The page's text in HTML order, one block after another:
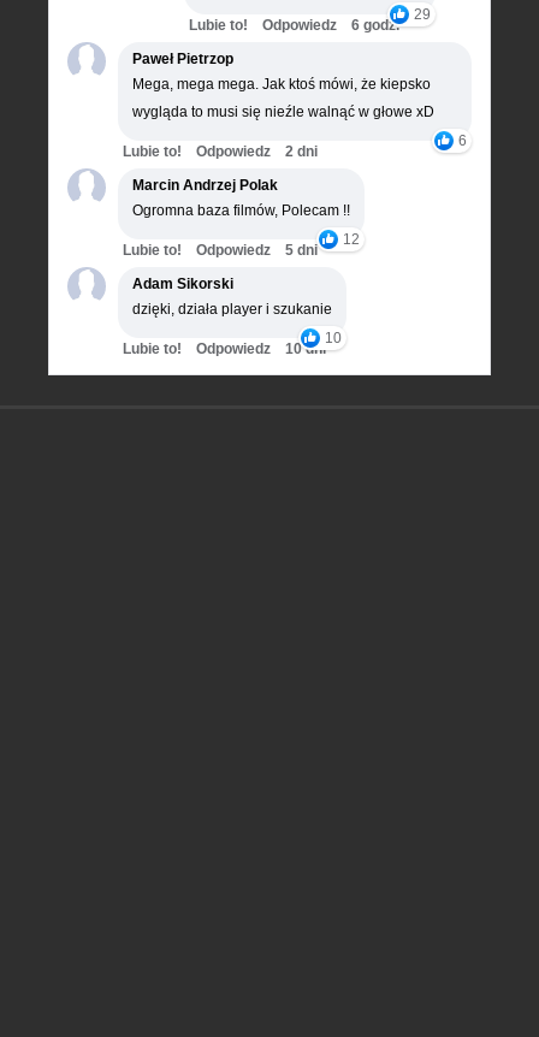
29
Lubie to! Odpowiedz
6 godz.
Paweł Pietrzop
Mega, mega mega. Jak ktoś mówi, że kiepsko
wygląda to musi się nieźle walnąć w głowe xD
6
Lubie to! Odpowiedz
2 dni
Marcin Andrzej Polak
Ogromna baza filmów, Polecam !!
12
Lubie to! Odpowiedz
5 dni
Adam Sikorski
dzięki, działa player i szukanie
10
Lubie to! Odpowiedz 10 dni